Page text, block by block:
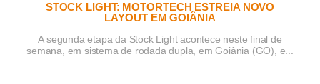
STOCK LIGHT: MOTORTECH ESTREIA NOVO
LAYOUT EM GOIÂNIA
A segunda etapa da Stock Light acontece neste final de
semana, em sistema de rodada dupla, em Goiânia (GO), e...